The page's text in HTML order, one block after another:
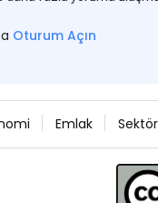
Oturum Açın
Emlak